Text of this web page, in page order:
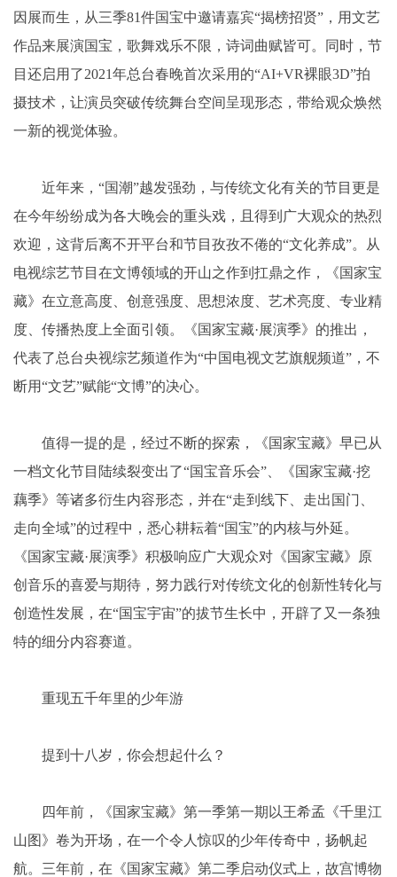
因展而生，从三季81件国宝中邀请嘉宾“揭榜招贤”，用文艺
作品来展演国宝，歌舞戏乐不限，诗词曲赋皆可。同时，节
目还启用了2021年总台春晚首次采用的“AI+VR裸眼3D”拍
摄技术，让演员突破传统舞台空间呈现形态，带给观众焕然
一新的视觉体验。
近年来，“国潮”越发强劲，与传统文化有关的节目更是
在今年纷纷成为各大晚会的重头戏，且得到广大观众的热烈
欢迎，这背后离不开平台和节目孜孜不倦的“文化养成”。从
电视综艺节目在文博领域的开山之作到扛鼎之作，《国家宝
藏》在立意高度、创意强度、思想浓度、艺术亮度、专业精
度、传播热度上全面引领。《国家宝藏·展演季》的推出，
代表了总台央视综艺频道作为“中国电视文艺旗舰频道”，不
断用“文艺”赋能“文博”的决心。
值得一提的是，经过不断的探索，《国家宝藏》早已从
一档文化节目陆续裂变出了“国宝音乐会”、《国家宝藏·挖
藕季》等诸多衍生内容形态，并在“走到线下、走出国门、
走向全域”的过程中，悉心耕耘着“国宝”的内核与外延。
《国家宝藏·展演季》积极响应广大观众对《国家宝藏》原
创音乐的喜爱与期待，努力践行对传统文化的创新性转化与
创造性发展，在“国宝宇宙”的拔节生长中，开辟了又一条独
特的细分内容赛道。
重现五千年里的少年游
提到十八岁，你会想起什么？
四年前，《国家宝藏》第一季第一期以王希孟《千里江
山图》卷为开场，在一个令人惊叹的少年传奇中，扬帆起
航。三年前，在《国家宝藏》第二季启动仪式上，故宫博物